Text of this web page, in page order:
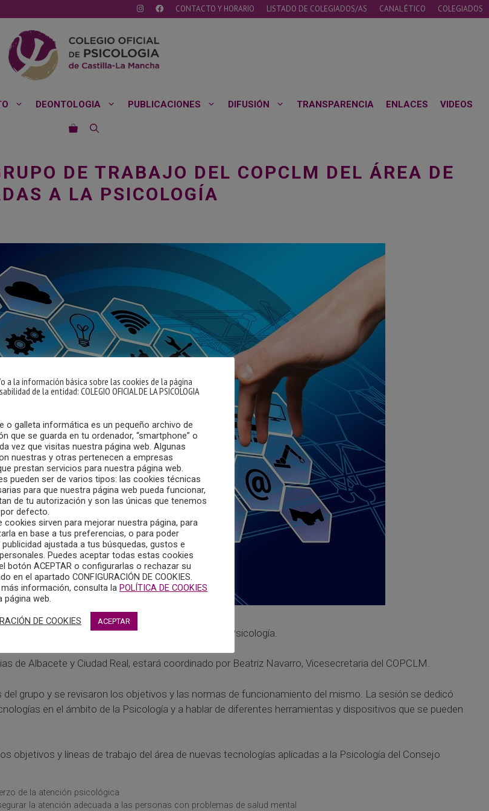
CONTACTO Y HORARIO LISTADO DE COLEGIADOS/AS CANAL ÉTICO COLEGIADOS
DEONTOLOGIA PUBLICACIONES DIFUSIÓN TRANSPARENCIA ENLACES VIDEOS
DE TRABAJO DEL COPCLM DEL ÁREA DE
A LA PSICOLOGÍA
del Área de Nuevas Tecnologías aplicadas a la Psicología.
de Albacete y Ciudad Real, estará coordinado por Beatriz Navarro, Vicesecretaria del COPCLM.
grupo y se revisaron los objetivos y las normas de funcionamiento del mismo. La sesión se dedicó
en el ámbito de la Psicología y a hablar de diferentes herramientas y dispositivos que se pueden
objetivos y líneas de trabajo del área de nuevas tecnologías aplicadas a la Psicología del Consejo
de la atención psicológica
la atención adecuada a las personas con problemas de salud mental
a la información básica sobre las cookies de la página
de la entidad: COLEGIO OFICIAL DE LA PSICOLOGIA
o galleta informática es un pequeño archivo de
que se guarda en tu ordenador, “smartphone” o
vez que visitas nuestra página web. Algunas
nuestras y otras pertenecen a empresas
prestan servicios para nuestra página web.
pueden ser de varios tipos: las cookies técnicas
para que nuestra página web pueda funcionar,
de tu autorización y son las únicas que tenemos
defecto.
cookies sirven para mejorar nuestra página, para
en base a tus preferencias, o para poder
ajustada a tus búsquedas, gustos e
Puedes aceptar todas estas cookies
botón ACEPTAR o configurarlas o rechazar su
en el apartado CONFIGURACIÓN DE COOKIES.
información, consulta la POLÍTICA DE COOKIES
página web.
DE COOKIES ACEPTAR